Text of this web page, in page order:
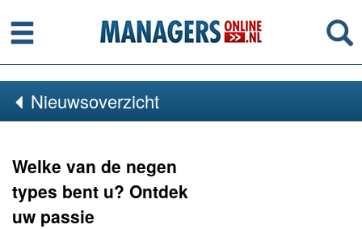
Menu
Nieuwsoverzicht
Welke van de negen
types bent u? Ontdek
uw passie